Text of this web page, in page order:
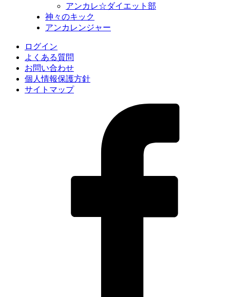
アンカレ☆ダイエット部
神々のキック
アンカレンジャー
ログイン
よくある質問
お問い合わせ
個人情報保護方針
サイトマップ